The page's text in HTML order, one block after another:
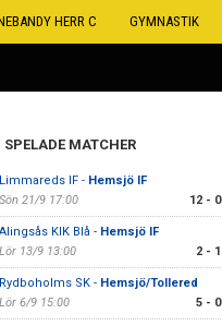
HERR C GYMNASTIK
SPELADE MATCHER
IF - Hemsjö IF
Sön 21/9 17:00
12 - 0
KIK Blå - Hemsjö IF
Lör 13/9 13:00
2 - 1
SK - Hemsjö/Tollered
Lör 6/9 15:00
5 - 0